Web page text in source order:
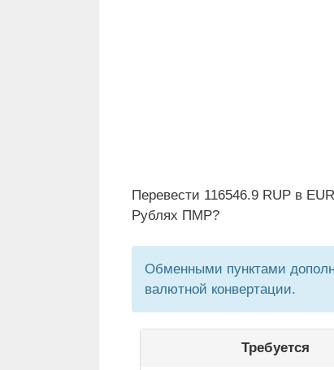
Перевести 116546.9 RUP в
Рублях ПМР?
Обменными пунктами
валютной конвертации.
Требуется